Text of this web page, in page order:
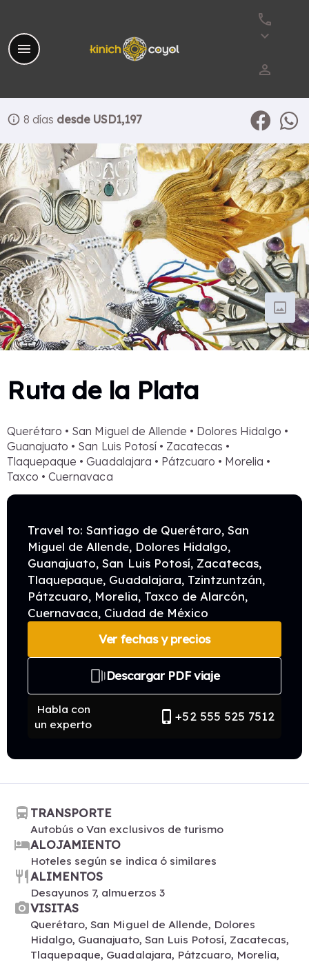
menu
phone
keyboard_arrow_down
perm_identity
info 8 días desde USD1,197
photo
Ruta de la Plata
Querétaro • San Miguel de Allende • Dolores Hidalgo •
Guanajuato • San Luis Potosí • Zacatecas •
Tlaquepaque • Guadalajara • Pátzcuaro • Morelia •
Taxco • Cuernavaca
Travel to: Santiago de Querétaro, San
Miguel de Allende, Dolores Hidalgo,
Guanajuato, San Luis Potosí, Zacatecas,
Tlaquepaque, Guadalajara, Tzintzuntzán,
Pátzcuaro, Morelia, Taxco de Alarcón,
Cuernavaca, Ciudad de México
Ver fechas y precios
web_storiesDescargar PDF viaje
Habla con
un experto
phone_iphone+52 555 525 7512
directions_bus TRANSPORTE
Autobús o Van exclusivos de turismo
hotelALOJAMIENTO
Hoteles según se indica ó similares
restaurant ALIMENTOS
Desayunos 7, almuerzos 3
photo_cameraVISITAS
Querétaro, San Miguel de Allende, Dolores
Hidalgo, Guanajuato, San Luis Potosí, Zacatecas,
Tlaquepaque, Guadalajara, Pátzcuaro, Morelia,